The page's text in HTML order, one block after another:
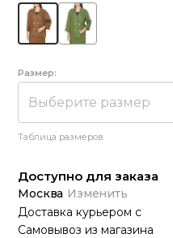
Размер:
Выберите размер
Таблица размеров
Доступно для заказа
Москва Изменить
Доставка курьером с
Самовывоз из магазина